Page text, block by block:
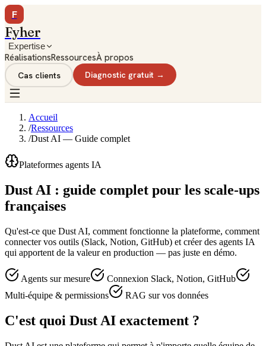
F
Fyher
Expertise
RéalisationsRessourcesÀ propos
Cas clients Diagnostic gratuit →
Accueil
/Ressources
/Dust AI — Guide complet
Plateformes agents IA
Dust AI : guide complet pour les scale-ups
françaises
Qu'est-ce que Dust AI, comment fonctionne la plateforme, comment
connecter vos outils (Slack, Notion, GitHub) et créer des agents IA
qui apportent de la valeur en production — pas juste en démo.
Agents sur mesure
Connexion Slack, Notion, GitHub
Multi-équipe & permissions
RAG sur vos données
C'est quoi Dust AI exactement ?